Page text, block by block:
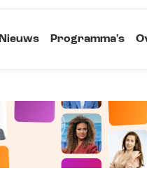
Nieuws Programma's